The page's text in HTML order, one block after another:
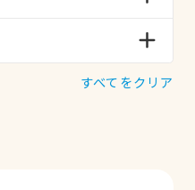
すべてをクリア